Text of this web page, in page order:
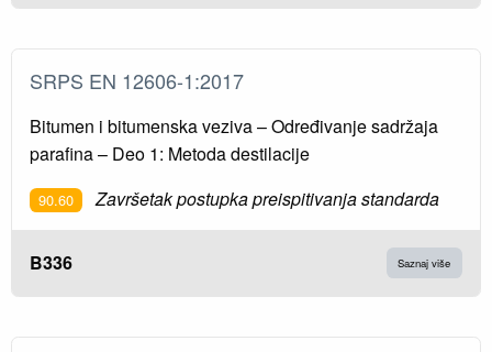
SRPS EN 12606-1:2017
Bitumen i bitumenska veziva – Određivanje sadržaja
parafina – Deo 1: Metoda destilacije
90.60 Završetak postupka preispitivanja standarda
B336 Saznaj više